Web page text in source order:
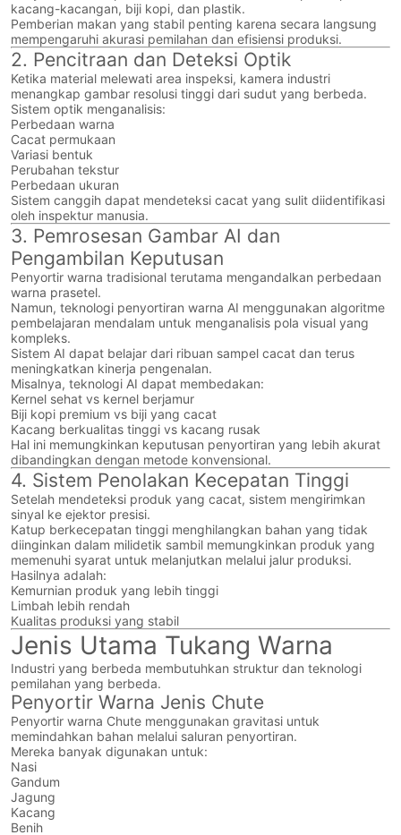
kacang-kacangan, biji kopi, dan plastik.
Pemberian makan yang stabil penting karena secara langsung
mempengaruhi akurasi pemilahan dan efisiensi produksi.
2. Pencitraan dan Deteksi Optik
Ketika material melewati area inspeksi, kamera industri
menangkap gambar resolusi tinggi dari sudut yang berbeda.
Sistem optik menganalisis:
Perbedaan warna
Cacat permukaan
Variasi bentuk
Perubahan tekstur
Perbedaan ukuran
Sistem canggih dapat mendeteksi cacat yang sulit diidentifikasi
oleh inspektur manusia.
3. Pemrosesan Gambar AI dan
Pengambilan Keputusan
Penyortir warna tradisional terutama mengandalkan perbedaan
warna prasetel.
Namun, teknologi penyortiran warna AI menggunakan algoritme
pembelajaran mendalam untuk menganalisis pola visual yang
kompleks.
Sistem AI dapat belajar dari ribuan sampel cacat dan terus
meningkatkan kinerja pengenalan.
Misalnya, teknologi AI dapat membedakan:
Kernel sehat vs kernel berjamur
Biji kopi premium vs biji yang cacat
Kacang berkualitas tinggi vs kacang rusak
Hal ini memungkinkan keputusan penyortiran yang lebih akurat
dibandingkan dengan metode konvensional.
4. Sistem Penolakan Kecepatan Tinggi
Setelah mendeteksi produk yang cacat, sistem mengirimkan
sinyal ke ejektor presisi.
Katup berkecepatan tinggi menghilangkan bahan yang tidak
diinginkan dalam milidetik sambil memungkinkan produk yang
memenuhi syarat untuk melanjutkan melalui jalur produksi.
Hasilnya adalah:
Kemurnian produk yang lebih tinggi
Limbah lebih rendah
Kualitas produksi yang stabil
Jenis Utama Tukang Warna
Industri yang berbeda membutuhkan struktur dan teknologi
pemilahan yang berbeda.
Penyortir Warna Jenis Chute
Penyortir warna Chute menggunakan gravitasi untuk
memindahkan bahan melalui saluran penyortiran.
Mereka banyak digunakan untuk:
Nasi
Gandum
Jagung
Kacang
Benih